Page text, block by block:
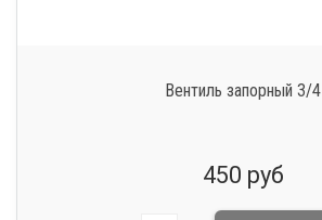
Вентиль запорный 3/4
450 руб